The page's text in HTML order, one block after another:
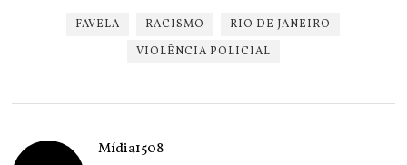
FAVELA RACISMO
RIO DE JANEIRO
VIOLÊNCIA POLICIAL
Mídia1508